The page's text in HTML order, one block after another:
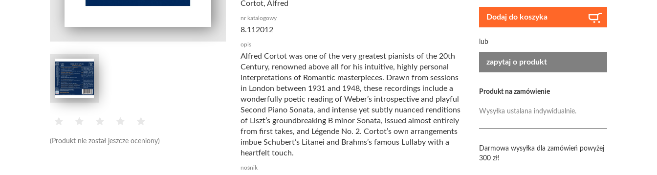
(Produkt nie został jeszcze oceniony)
Cortot, Alfred
nr katalogowy
8.112012
opis
Alfred Cortot was one of the very greatest pianists of the 20th
Century, renowned above all for his intuitive, highly personal
interpretations of Romantic masterpieces. Drawn from sessions
in London between 1931 and 1948, these recordings include a
wonderfully poetic reading of Weber’s introspective and playful
Second Piano Sonata, and intense yet subtly nuanced renditions
of Liszt’s groundbreaking B minor Sonata, issued almost entirely
from first takes, and Légende No. 2. Cortot’s own arrangements
imbue Schubert’s Litanei and Brahms’s famous Lullaby with a
heartfelt touch.
nośnik
Dodaj do koszyka
lub
zapytaj o produkt
Produkt na zamówienie
Wysyłka ustalana indywidualnie.
Darmowa wysyłka dla zamówień powyżej
300 zł!